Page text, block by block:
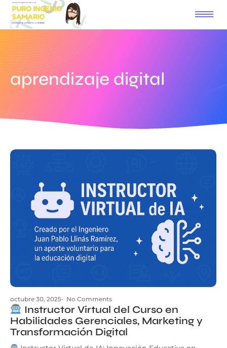
aprendizaje digital
octubre 30, 2025- No Comments
Instructor Virtual del Curso en
Habilidades Gerenciales, Marketing y
Transformación Digital